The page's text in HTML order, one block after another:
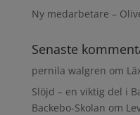
Ny medarbetare –
Senaste
pernila walgren om
Slöjd – en viktig del i
Backebo-Skolan om